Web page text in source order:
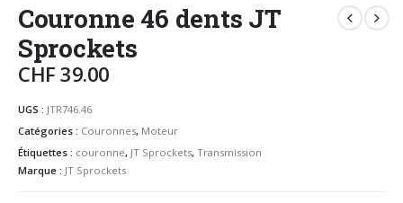
Couronne 46 dents JT
Sprockets
CHF39.00
UGS : JTR746.46
Catégories : Couronnes, Moteur
Étiquettes : couronne, JT Sprockets, Transmission
Marque : JT Sprockets